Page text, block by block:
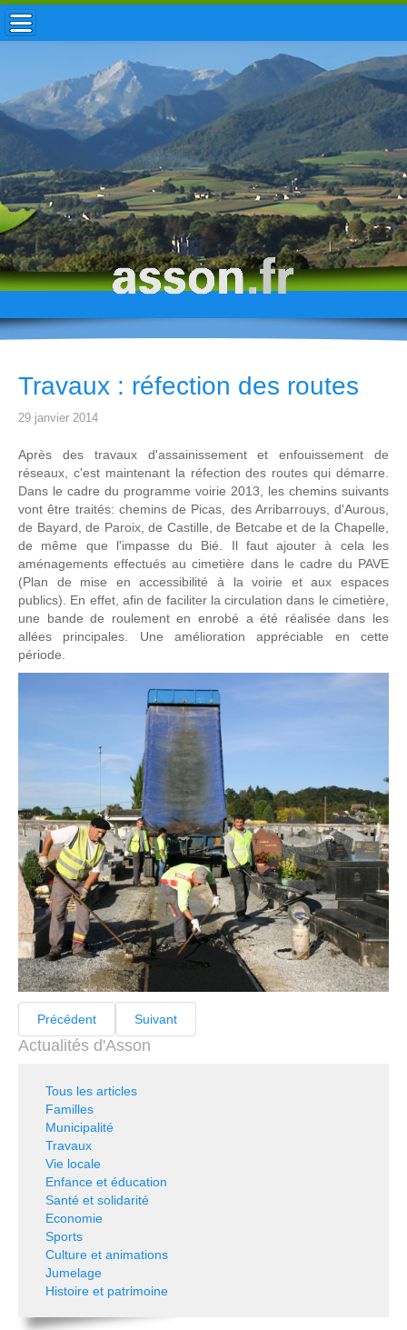
ACCUEIL / INFOS
MUNICIPALITÉ
VIE LOCALE
ENFANCE
TOURISME
HISTOIRE
Travaux : réfection des routes
29 janvier 2014
Après des travaux d'assainissement et enfouissement de
réseaux, c'est maintenant la réfection des routes qui démarre.
Dans le cadre du programme voirie 2013, les chemins suivants
vont être traités: chemins de Picas, des Arribarrouys, d'Aurous,
de Bayard, de Paroix, de Castille, de Betcabe et de la Chapelle,
de même que l'impasse du Bié. Il faut ajouter à cela les
aménagements effectués au cimetière dans le cadre du PAVE
(Plan de mise en accessibilité à la voirie et aux espaces
publics). En effet, afin de faciliter la circulation dans le cimetière,
une bande de roulement en enrobé a été réalisée dans les
allées principales. Une amélioration appréciable en cette
période.
Précédent Suivant
Actualités d'Asson
Tous les articles
Familles
Municipalité
Travaux
Vie locale
Enfance et éducation
Santé et solidarité
Economie
Sports
Culture et animations
Jumelage
Histoire et patrimoine